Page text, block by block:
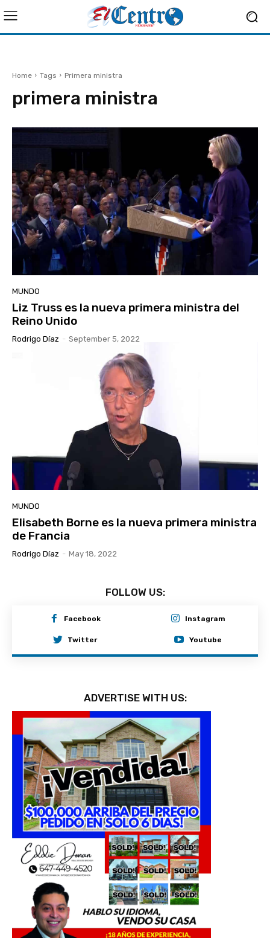
Home Tags Primera ministra
primera ministra
MUNDO
Liz Truss es la nueva primera ministra del
Reino Unido
Rodrigo Díaz - September 5, 2022
MUNDO
Elisabeth Borne es la nueva primera ministra
de Francia
Rodrigo Díaz - May 18, 2022
FOLLOW US:
Facebook Instagram
Twitter Youtube
ADVERTISE WITH US: